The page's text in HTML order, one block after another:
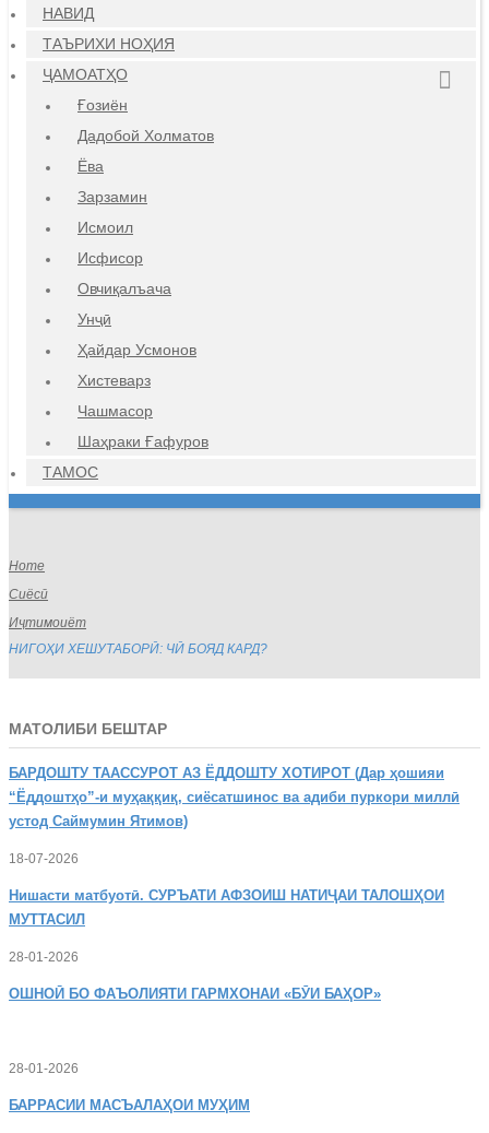
НАВИД
ТАЪРИХИ НОҲИЯ
ҶАМОАТҲО
Ғозиён
Дадобой Холматов
Ёва
Зарзамин
Исмоил
Исфисор
Овчиқалъача
Унҷӣ
Ҳайдар Усмонов
Хистеварз
Чашмасор
Шаҳраки Ғафуров
ТАМОС
Home
Сиёсӣ
Иҷтимоиёт
НИГОҲИ ХЕШУТАБОРӢ: ЧӢ БОЯД КАРД?
МАТОЛИБИ БЕШТАР
БАРДОШТУ ТААССУРОТ АЗ ЁДДОШТУ ХОТИРОТ (Дар ҳошияи
“Ёддоштҳо”-и муҳаққиқ, сиёсатшинос ва адиби пуркори миллӣ
устод Саймумин Ятимов)
18-07-2026
Нишасти матбуотӣ. СУРЪАТИ АФЗОИШ НАТИҶАИ ТАЛОШҲОИ
МУТТАСИЛ
28-01-2026
ОШНОӢ БО ФАЪОЛИЯТИ ГАРМХОНАИ «БӮИ БАҲОР»
28-01-2026
БАРРАСИИ МАСЪАЛАҲОИ МУҲИМ